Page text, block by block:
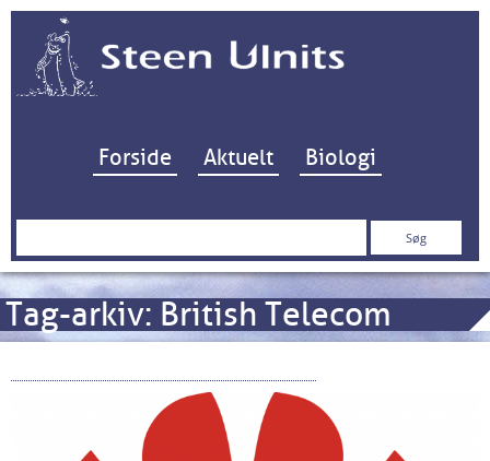
Hop til indhold
Forside Aktuelt Biologi
Søg
Tag-arkiv: British Telecom